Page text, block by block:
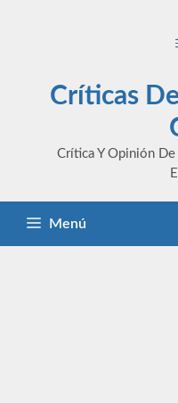
Críticas
Crítica Y Opinión
Menú